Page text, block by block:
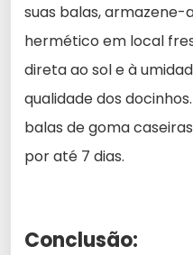
suas balas,
hermético em local
direta ao sol e à
qualidade dos
balas de goma
por até 7 dias.
Conclusão: